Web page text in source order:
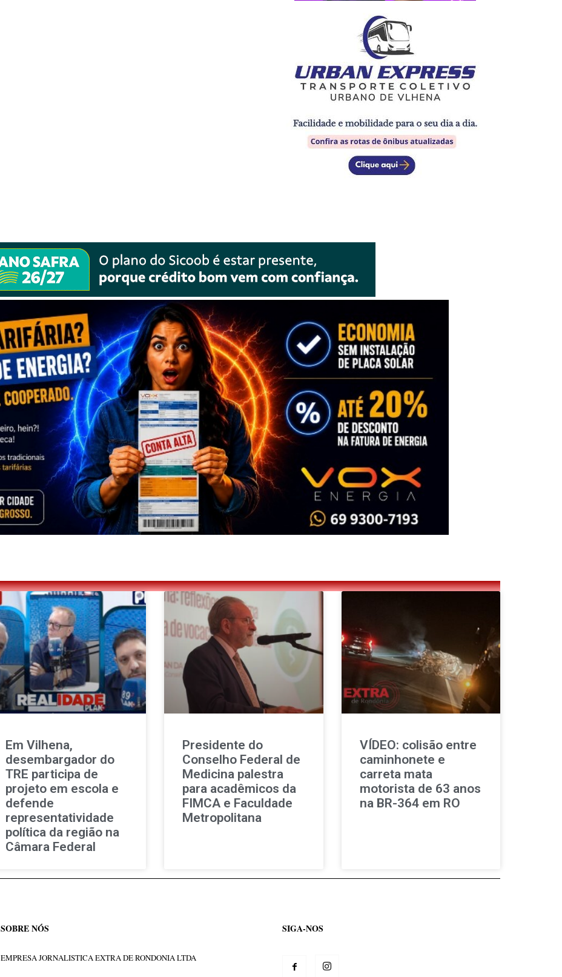
Em Vilhena,
desembargador do
TRE participa de
projeto em escola e
defende
representatividade
política da região na
Câmara Federal
Presidente do
Conselho Federal de
Medicina palestra
para acadêmicos da
FIMCA e Faculdade
Metropolitana
VÍDEO: colisão entre
caminhonete e
carreta mata
motorista de 63 anos
na BR-364 em RO
SOBRE NÓS
EMPRESA JORNALISTICA EXTRA DE RONDONIA LTDA
SIGA-NOS